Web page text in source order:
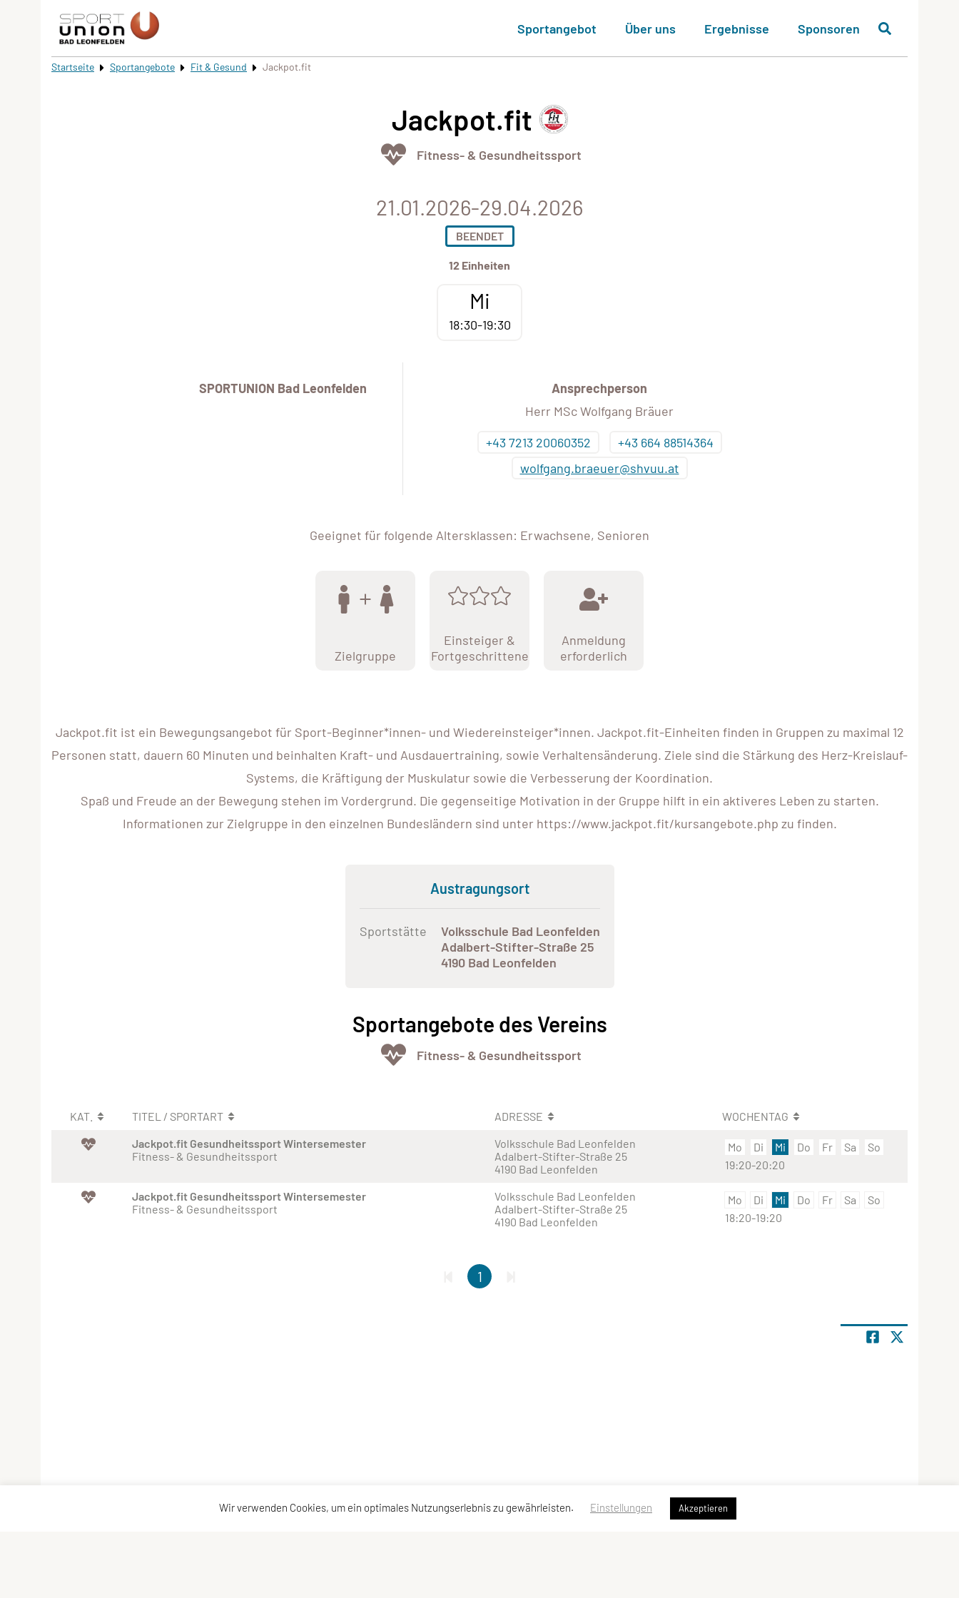
Sportangebot Über uns Ergebnisse Sponsoren
Startseite Sportangebote Fit & Gesund Jackpot.fit
Jackpot.fit
Fitness- & Gesundheitssport
21.01.2026-29.04.2026
BEENDET
12 Einheiten
Mi
18:30-19:30
SPORTUNION Bad Leonfelden
Ansprechperson
Herr MSc Wolfgang Bräuer
+43 7213 20060352
+43 664 88514364
wolfgang.braeuer@shvuu.at
Geeignet für folgende Altersklassen: Erwachsene, Senioren
Zielgruppe
Einsteiger &
Fortgeschrittene
Anmeldung
erforderlich
Jackpot.fit ist ein Bewegungsangebot für Sport-Beginner*innen- und Wiedereinsteiger*innen. Jackpot.fit-Einheiten finden in Gruppen zu maximal 12
Personen statt, dauern 60 Minuten und beinhalten Kraft- und Ausdauertraining, sowie Verhaltensänderung. Ziele sind die Stärkung des Herz-Kreislauf-
Systems, die Kräftigung der Muskulatur sowie die Verbesserung der Koordination.
Spaß und Freude an der Bewegung stehen im Vordergrund. Die gegenseitige Motivation in der Gruppe hilft in ein aktiveres Leben zu starten.
Informationen zur Zielgruppe in den einzelnen Bundesländern sind unter https://www.jackpot.fit/kursangebote.php zu finden.
Austragungsort
Sportstätte
Volksschule Bad Leonfelden
Adalbert-Stifter-Straße 25
4190 Bad Leonfelden
Sportangebote des Vereins
Fitness- & Gesundheitssport
KAT. TITEL / SPORTART ADRESSE
WOCHENTAG
Jackpot.fit Gesundheitssport Wintersemester
Fitness- & Gesundheitssport
Volksschule Bad Leonfelden
Adalbert-Stifter-Straße 25
4190 Bad Leonfelden
Mo Di Mi Do Fr Sa
So
19:20-20:20
Jackpot.fit Gesundheitssport Wintersemester
Fitness- & Gesundheitssport
Volksschule Bad Leonfelden
Adalbert-Stifter-Straße 25
4190 Bad Leonfelden
Mo Di Mi Do Fr Sa
So
18:20-19:20
1
Wir verwenden Cookies, um ein optimales Nutzungserlebnis zu gewährleisten. Einstellungen Akzeptieren